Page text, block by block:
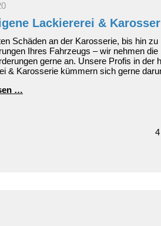
Lackiererei &
Schäden an der Karosserie, bis hin zu
Ihres Fahrzeugs – wir nehmen die
gerne an. Unsere Profis in der
& Karosserie kümmern sich gerne
…
4